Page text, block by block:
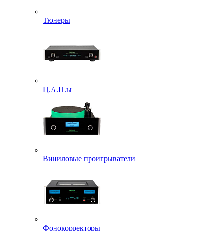
Тюнеры
Ц.А.П.ы
Виниловые проигрыватели
Фонокорректоры